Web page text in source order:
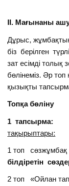
ІІ. Мағынаны
Дұрыс, жұмбақтың
біз берілген
зат есімді толық
бөлінеміз. Әр топ
қызықты
Топқа бөліну
1
тақырыптары:
1 топ
білдіретін
2 топ